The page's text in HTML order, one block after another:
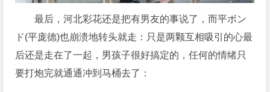
最后，河北彩花还是把有男友的事说了，而平ボン
ド(平庞德)也崩溃地转头就走：只是两颗互相吸引的心最
后还是走在了一起，男孩子很好搞定的，任何的情绪只
要打炮完就通通冲到马桶去了：